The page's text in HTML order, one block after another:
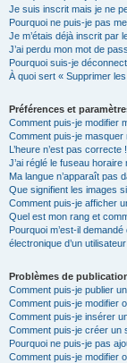
Je suis inscrit mais je ne
Pourquoi ne puis-je pas
Je m’étais déjà inscrit par
J’ai perdu mon mot de
Pourquoi suis-je
À quoi sert « Supprimer
Préférences et
Comment puis-je modifier
Comment puis-je masquer
L’heure n’est pas correcte !
J’ai réglé le fuseau horaire
Ma langue n’apparaît pas
Que signifient les images
Comment puis-je afficher
Quel est mon rang et
Pourquoi m’est-il
électronique d’un
Problèmes de
Comment puis-je publier
Comment puis-je modifier
Comment puis-je insérer
Comment puis-je créer un
Pourquoi ne puis-je pas
Comment puis-je modifier